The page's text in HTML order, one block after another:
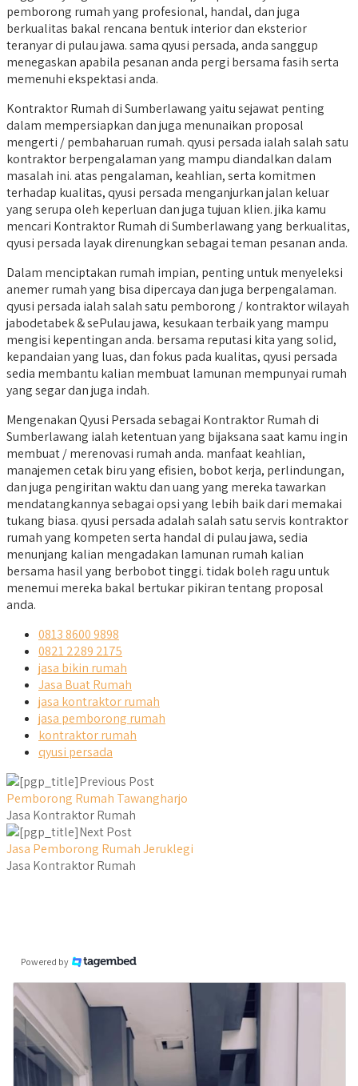
pemborong rumah yang profesional, handal, dan juga
berkualitas bakal rencana bentuk interior dan eksterior
teranyar di pulau jawa. sama qyusi persada, anda sanggup
menegaskan apabila pesanan anda pergi bersama fasih serta
memenuhi ekspektasi anda.
Kontraktor Rumah di Sumberlawang yaitu sejawat penting
dalam mempersiapkan dan juga menunaikan proposal
mengerti / pembaharuan rumah. qyusi persada ialah salah satu
kontraktor berpengalaman yang mampu diandalkan dalam
masalah ini. atas pengalaman, keahlian, serta komitmen
terhadap kualitas, qyusi persada menganjurkan jalan keluar
yang serupa oleh keperluan dan juga tujuan klien. jika kamu
mencari Kontraktor Rumah di Sumberlawang yang berkualitas,
qyusi persada layak direnungkan sebagai teman pesanan anda.
Dalam menciptakan rumah impian, penting untuk menyeleksi
anemer rumah yang bisa dipercaya dan juga berpengalaman.
qyusi persada ialah salah satu pemborong / kontraktor wilayah
jabodetabek & sePulau jawa, kesukaan terbaik yang mampu
mengisi kepentingan anda. bersama reputasi kita yang solid,
kepandaian yang luas, dan fokus pada kualitas, qyusi persada
sedia membantu kalian membuat lamunan mempunyai rumah
yang segar dan juga indah.
Mengenakan Qyusi Persada sebagai Kontraktor Rumah di
Sumberlawang ialah ketentuan yang bijaksana saat kamu ingin
membuat / merenovasi rumah anda. manfaat keahlian,
manajemen cetak biru yang efisien, bobot kerja, perlindungan,
dan juga pengiritan waktu dan uang yang mereka tawarkan
mendatangkannya sebagai opsi yang lebih baik dari memakai
tukang biasa. qyusi persada adalah salah satu servis kontraktor
rumah yang kompeten serta handal di pulau jawa, sedia
menunjang kalian mengadakan lamunan rumah kalian
bersama hasil yang berbobot tinggi. tidak boleh ragu untuk
menemui mereka bakal bertukar pikiran tentang proposal
anda.
0813 8600 9898
0821 2289 2175
jasa bikin rumah
Jasa Buat Rumah
jasa kontraktor rumah
jasa pemborong rumah
kontraktor rumah
qyusi persada
Previous Post
Pemborong Rumah Tawangharjo
Jasa Kontraktor Rumah
Next Post
Jasa Pemborong Rumah Jeruklegi
Jasa Kontraktor Rumah
Powered by